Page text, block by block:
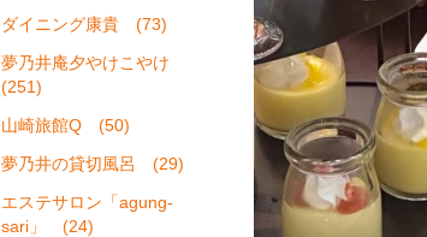
ダイニング康貴 (73)
夢乃井庵夕やけこやけ
(251)
山崎旅館Q (50)
夢乃井の貸切風呂 (29)
エステサロン「agung-
sari」 (24)